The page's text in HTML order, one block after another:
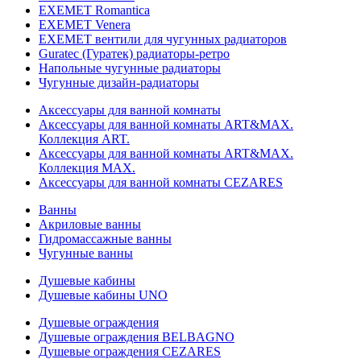
EXEMET Romantica
EXEMET Venera
EXEMET вентили для чугунных радиаторов
Guratec (Гуратек) радиаторы-ретро
Напольные чугунные радиаторы
Чугунные дизайн-радиаторы
Аксессуары для ванной комнаты
Аксессуары для ванной комнаты ART&MAX.
Коллекция ART.
Аксессуары для ванной комнаты ART&MAX.
Коллекция MAX.
Аксессуары для ванной комнаты CEZARES
Ванны
Акриловые ванны
Гидромассажные ванны
Чугунные ванны
Душевые кабины
Душевые кабины UNO
Душевые ограждения
Душевые ограждения BELBAGNO
Душевые ограждения CEZARES